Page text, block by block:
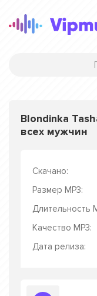
Blondinka
всех мужчин
Скачано:
Размер MP3:
Длительность
Качество MP3:
Дата релиза: